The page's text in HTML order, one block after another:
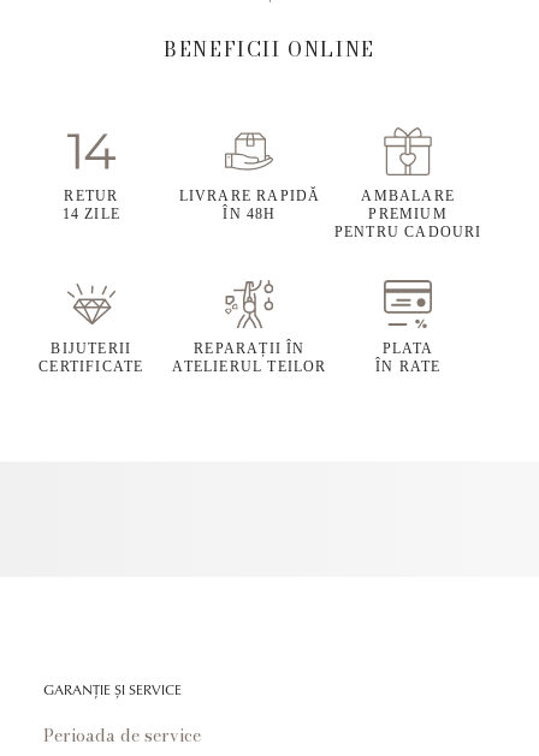
BENEFICII ONLINE
RETUR
14 ZILE
LIVRARE RAPIDĂ
ÎN 48H
AMBALARE
PREMIUM
PENTRU CADOURI
BIJUTERII
CERTIFICATE
REPARAȚII ÎN
ATELIERUL TEILOR
PLATA
ÎN RATE
GARANȚIE ȘI SERVICE
Perioada de service